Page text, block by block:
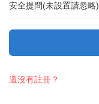
安全提問(未設置請忽略)
還沒有註冊？